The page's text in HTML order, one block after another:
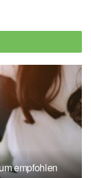
Cleveland
im
Gicht, (Abruf:
Abruf:
Liga
empfohlen